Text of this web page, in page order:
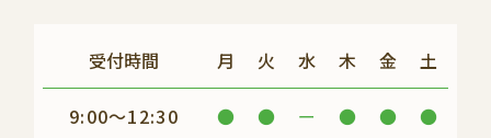
受付時間 月 火 水 木 金 土
9:00～12:30 ● ● ー ● ● ●